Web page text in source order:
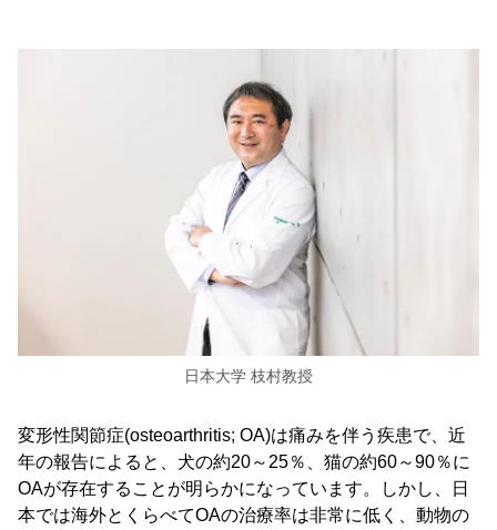
日本大学 枝村教授
変形性関節症(osteoarthritis; OA)は痛みを伴う疾患で、近
年の報告によると、犬の約20～25％、猫の約60～90％に
OAが存在することが明らかになっています。しかし、日
本では海外とくらべてOAの治療率は非常に低く、動物の